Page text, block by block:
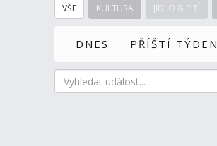
VŠE KULTURA JÍDLO & PITÍ
DNES PŘÍŠTÍ TÝDEN